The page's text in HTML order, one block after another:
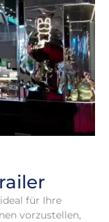
für Ihre
vorzustellen,